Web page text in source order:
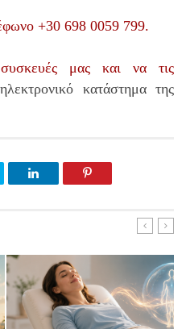
+30 698 0059 799.
μας και να τις
ηλεκτρονικό κατάστημα της